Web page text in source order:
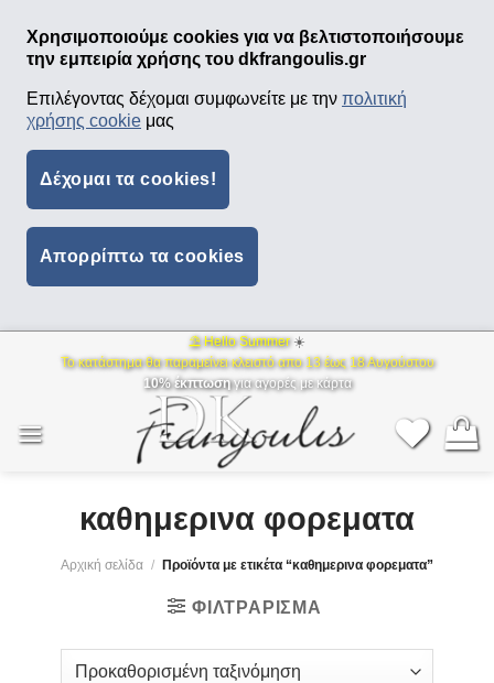
Χρησιμοποιούμε cookies για να βελτιστοποιήσουμε
την εμπειρία χρήσης του dkfrangoulis.gr
Επιλέγοντας δέχομαι συμφωνείτε με την πολιτική
χρήσης cookie μας
Δέχομαι τα cookies!
Απορρίπτω τα cookies
⛱ Hello Summer ☀️
Το κατάστημα θα παραμείνει κλειστό απο 13 έως 18 Αυγούστου
10% έκπτωσηγια αγορές με κάρτα
καθημερινα φορεματα
Αρχική σελίδα / Προϊόντα με ετικέτα “καθημερινα φορεματα”
ΦΙΛΤΡΆΡΙΣΜΑ